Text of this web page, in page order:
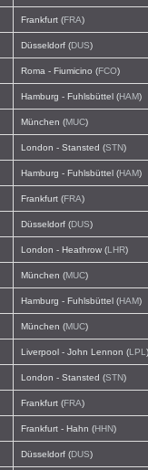
Frankfurt (FRA)
Düsseldorf (DUS)
Roma - Fiumicino (FCO)
Hamburg - Fuhlsbüttel (HAM)
München (MUC)
London - Stansted (STN)
Hamburg - Fuhlsbüttel (HAM)
Frankfurt (FRA)
Düsseldorf (DUS)
London - Heathrow (LHR)
München (MUC)
Hamburg - Fuhlsbüttel (HAM)
München (MUC)
Liverpool - John Lennon (LPL )
London - Stansted (STN)
Frankfurt (FRA)
Frankfurt - Hahn (HHN)
Düsseldorf (DUS)